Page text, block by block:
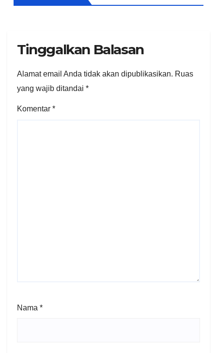
Tinggalkan Balasan
Alamat email Anda tidak akan dipublikasikan. Ruas
yang wajib ditandai *
Komentar *
Nama *